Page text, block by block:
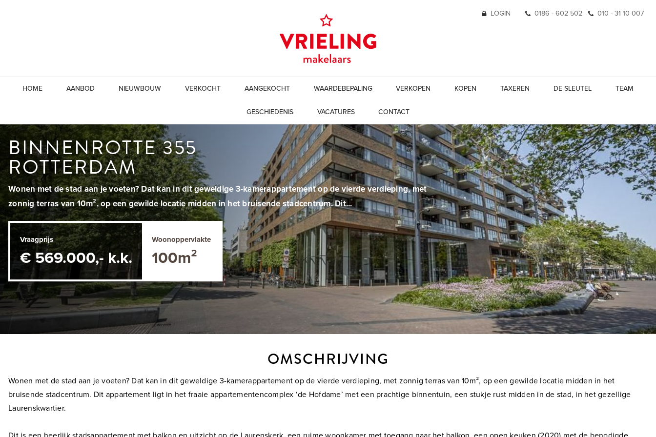
LOGIN 0186 - 602 502 010 - 31 10 007
HOME AANBOD NIEUWBOUW VERKOCHT AANGEKOCHT WAARDEBEPALING VERKOPEN KOPEN TAXEREN DE SLEUTEL TEAM
GESCHIEDENIS VACATURES CONTACT
BINNENROTTE 355
ROTTERDAM
Wonen met de stad aan je voeten? Dat kan in dit geweldige 3-kamerappartement op de vierde verdieping, met
zonnig terras van 10m², op een gewilde locatie midden in het bruisende stadcentrum. Dit...
Vraagprijs
€ 569.000,- k.k.
Woonoppervlakte
100m²
OMSCHRIJVING
Wonen met de stad aan je voeten? Dat kan in dit geweldige 3-kamerappartement op de vierde verdieping, met zonnig terras van 10m², op een gewilde locatie midden in het
bruisende stadcentrum. Dit appartement ligt in het fraaie appartementencomplex ‘de Hofdame’ met een prachtige binnentuin, een stukje rust midden in de stad, in het gezellige
Laurenskwartier.